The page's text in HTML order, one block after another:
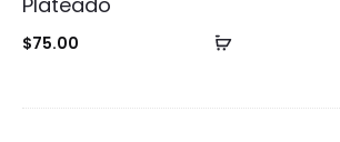
Añadir
carrito
$75.00